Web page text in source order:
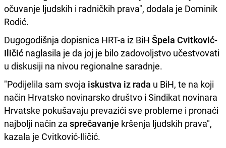
očuvanje ljudskih i radničkih prava", dodala je Dominik
Rodić.
Dugogodišnja dopisnica HRT-a iz BiH Špela Cvitković-
Iličić naglasila je da joj je bilo zadovoljstvo učestvovati
u diskusiji na nivou regionalne saradnje.
"Podijelila sam svoja iskustva iz rada u BiH, te na koji
način Hrvatsko novinarsko društvo i Sindikat novinara
Hrvatske pokušavaju prevazići sve probleme i pronaći
najbolji način za sprečavanje kršenja ljudskih prava",
kazala je Cvitković-Iličić.